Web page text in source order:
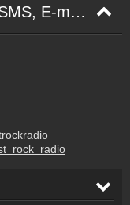
Elérhetőségek - Telefonszám, SMS, E-mail, Facebook